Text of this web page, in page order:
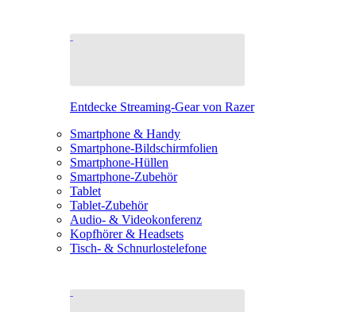
Entdecke Streaming-Gear von Razer
Smartphone & Handy
Smartphone-Bildschirmfolien
Smartphone-Hüllen
Smartphone-Zubehör
Tablet
Tablet-Zubehör
Audio- & Videokonferenz
Kopfhörer & Headsets
Tisch- & Schnurlostelefone